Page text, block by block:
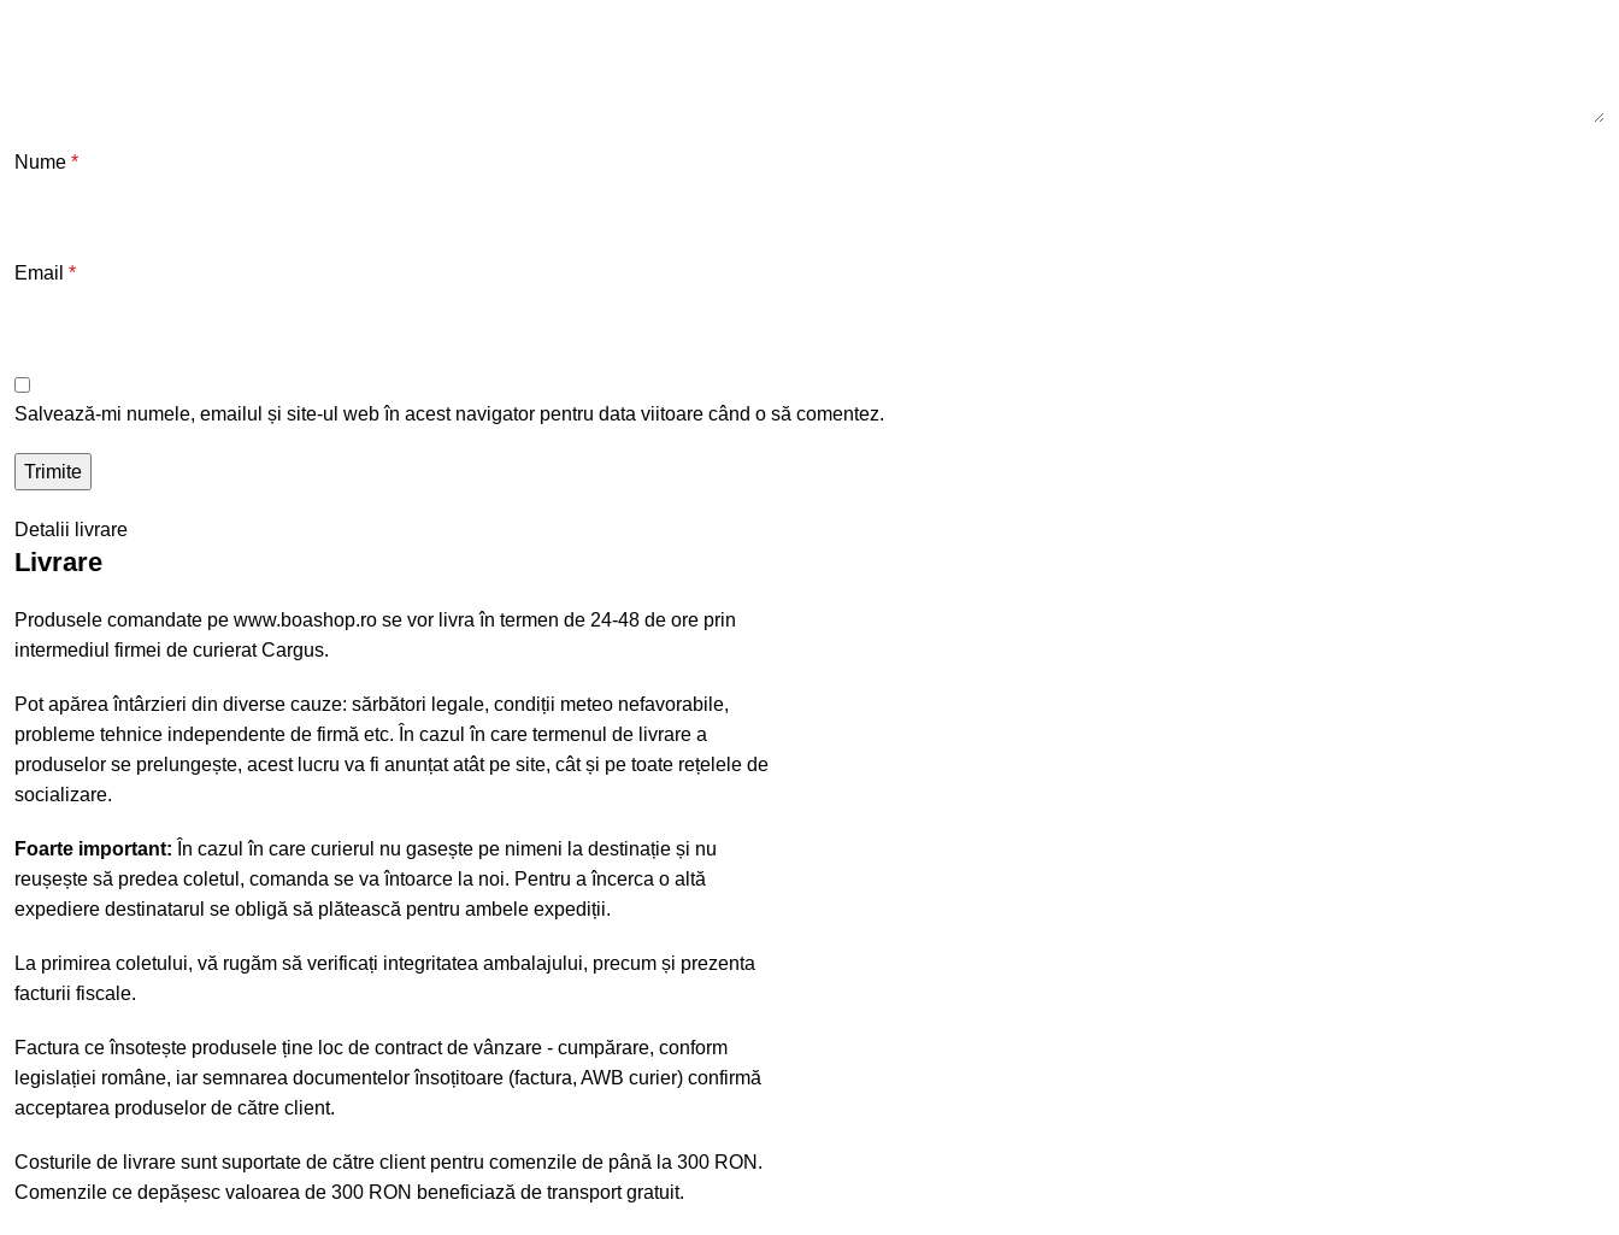
Nume *
Email *
Salvează-mi numele, emailul și site-ul web în acest navigator pentru data viitoare când o să comentez.
Detalii livrare
Livrare
Produsele comandate pe www.boashop.ro se vor livra în termen de 24-48 de ore prin
intermediul firmei de curierat Cargus.
Pot apărea întârzieri din diverse cauze: sărbători legale, condiții meteo nefavorabile,
probleme tehnice independente de firmă etc. În cazul în care termenul de livrare a
produselor se prelungește, acest lucru va fi anunțat atât pe site, cât și pe toate rețelele de
socializare.
Foarte important: În cazul în care curierul nu gasește pe nimeni la destinație și nu
reușește să predea coletul, comanda se va întoarce la noi. Pentru a încerca o altă
expediere destinatarul se obligă să plătească pentru ambele expediții.
La primirea coletului, vă rugăm să verificați integritatea ambalajului, precum și prezenta
facturii fiscale.
Factura ce însotește produsele ține loc de contract de vânzare - cumpărare, conform
legislației române, iar semnarea documentelor însoțitoare (factura, AWB curier) confirmă
acceptarea produselor de către client.
Costurile de livrare sunt suportate de către client pentru comenzile de până la 300 RON.
Comenzile ce depășesc valoarea de 300 RON beneficiază de transport gratuit.